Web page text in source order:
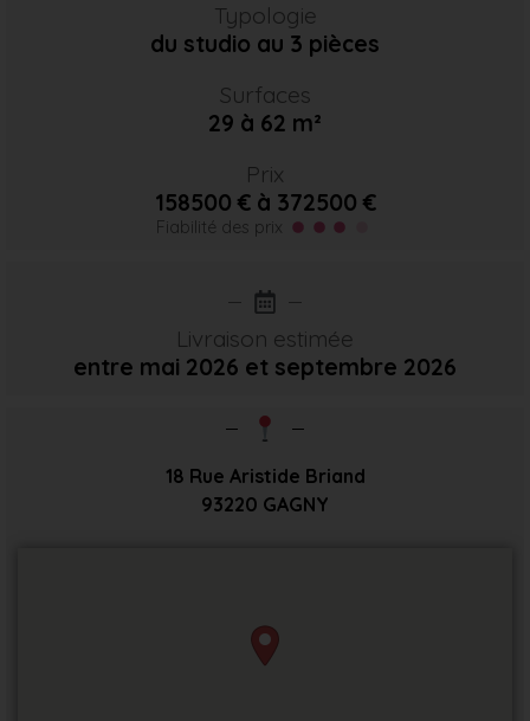
Typologie
du studio au 3 pièces
Surfaces
29 à 62 m²
Prix
158500 € à 372500 €
Fiabilité des prix
Livraison estimée
entre mai 2026 et septembre 2026
18 Rue Aristide Briand
93220 GAGNY